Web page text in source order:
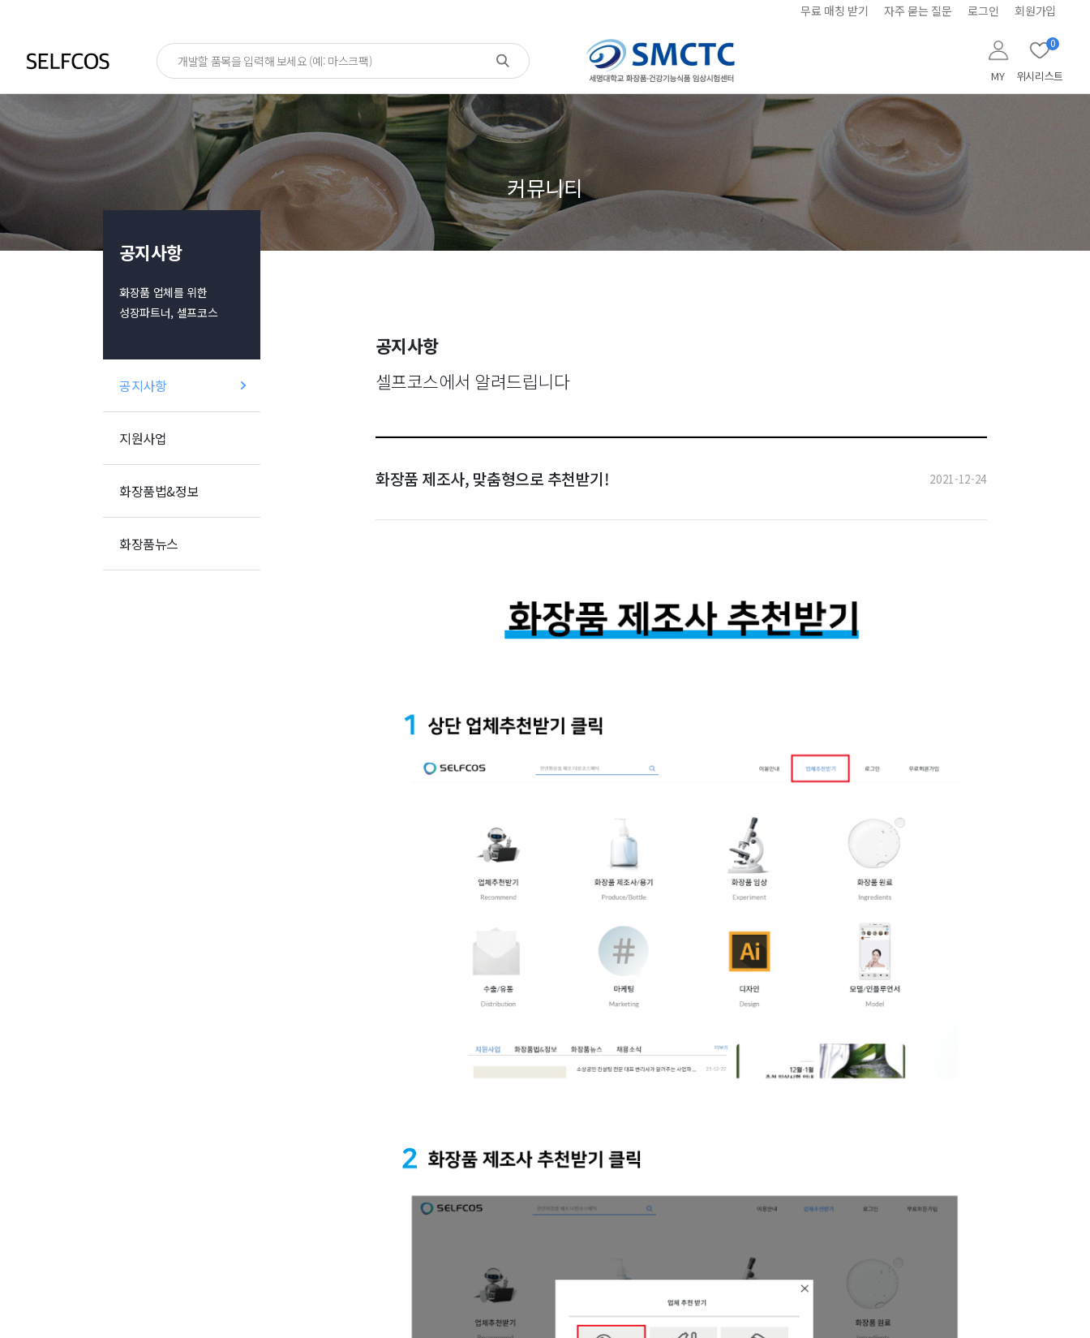
무료 매칭 받기 자주 묻는 질문 로그인 회원가입
MY 위시리스트
0
커뮤니티
공지사항
화장품 업체를 위한
성장파트너, 셀프코스
공지사항
지원사업
화장품법&정보
화장품뉴스
공지사항
셀프코스에서 알려드립니다
화장품 제조사, 맞춤형으로 추천받기! 2021-12-24